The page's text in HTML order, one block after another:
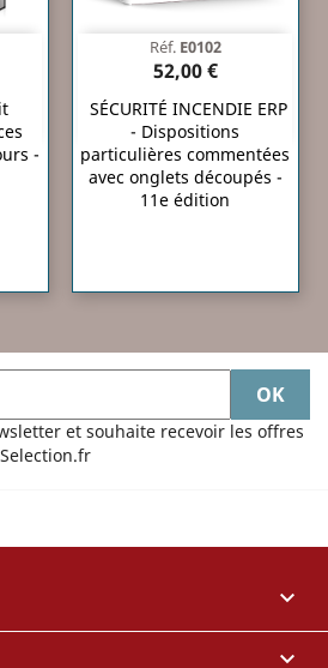
-
Réf. E0102
52,00 €
SÉCURITÉ INCENDIE ERP
- Dispositions
particulières commentées
avec onglets découpés -
11e édition
et souhaite recevoir les offres

